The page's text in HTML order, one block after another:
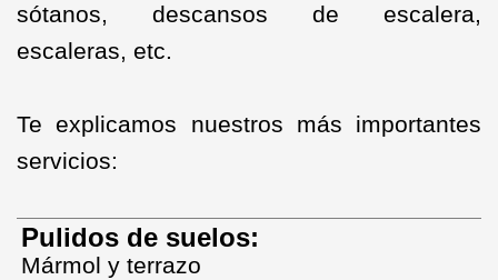
sótanos, descansos de escalera,
escaleras, etc.
Te explicamos nuestros más importantes
servicios:
Pulidos de suelos:
Mármol y terrazo